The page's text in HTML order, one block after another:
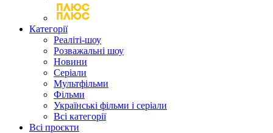
Категорії
Реаліті-шоу
Розважальні шоу
Новини
Серіали
Мультфільми
Фільми
Українські фільми і серіали
Всі категорії
Всі проєкти